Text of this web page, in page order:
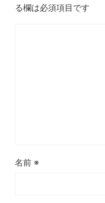
る欄は必須項目です
名前 ※